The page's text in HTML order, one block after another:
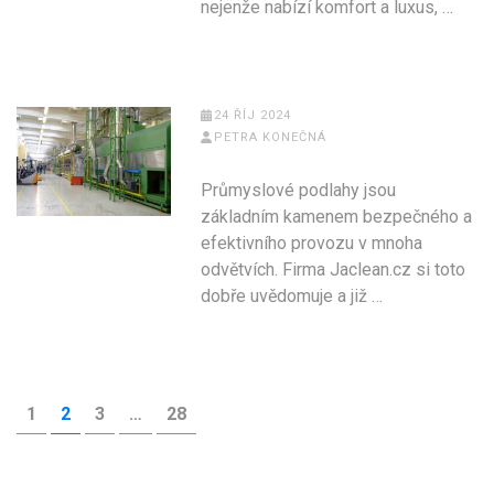
nejenže nabízí komfort a luxus, …
24 ŘÍJ 2024
PETRA KONEČNÁ
Průmyslové podlahy jsou
základním kamenem bezpečného a
efektivního provozu v mnoha
odvětvích. Firma Jaclean.cz si toto
dobře uvědomuje a již …
Stránkování
příspěvků
STRÁNKA
1 STRÁNKA
2 STRÁNKA
3 … STRÁNKA
28